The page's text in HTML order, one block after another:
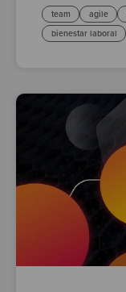
team agile
bienestar laboral